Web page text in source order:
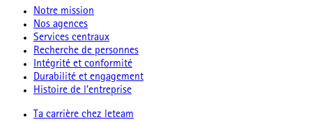
Notre mission
Nos agences
Services centraux
Recherche de personnes
Intégrité et conformité
Durabilité et engagement
Histoire de l’entreprise
Ta carrière chez leteam